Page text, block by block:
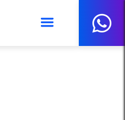
PATOS DE MINAS